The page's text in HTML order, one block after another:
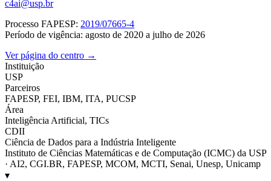
c4ai@usp.br
Processo FAPESP: 2019/07665-4
Período de vigência: agosto de 2020 a julho de 2026
Ver página do centro →
Instituição
USP
Parceiros
FAPESP, FEI, IBM, ITA, PUCSP
Área
Inteligência Artificial, TICs
CDII
Ciência de Dados para a Indústria Inteligente
Instituto de Ciências Matemáticas e de Computação (ICMC) da USP
· AI2, CGI.BR, FAPESP, MCOM, MCTI, Senai, Unesp, Unicamp
▾